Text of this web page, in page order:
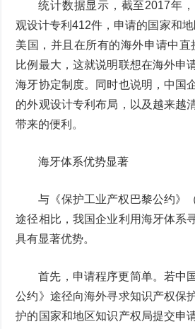
统计数据显示，截至2017年
观设计专利412件，申请的国家和
美国，并且在所有的海外申请中直
比例最大，这就说明联想在海外申
海牙协定制度。同时也说明，中国
的外观设计专利布局，以及越来越
带来的便利。
海牙体系优势显著
与《保护工业产权巴黎公约》
途径相比，我国企业利用海牙体系
具有显著优势。
首先，申请程序更简单。若中
公约》途径向海外寻求知识产权保
护的国家和地区知识产权局提交申